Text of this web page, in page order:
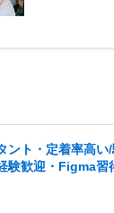
ント・定着率高い
験歓迎・Figma習